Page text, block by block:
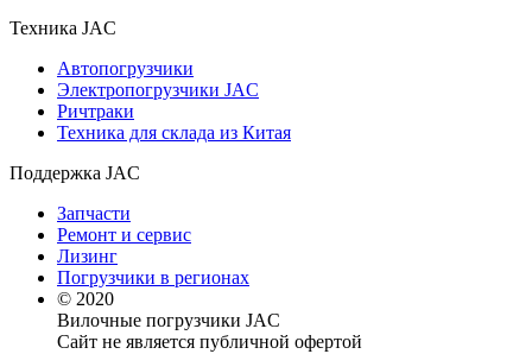
Техника JAC
Автопогрузчики
Электропогрузчики JAC
Ричтраки
Техника для склада из Китая
Поддержка JAC
Запчасти
Ремонт и сервис
Лизинг
Погрузчики в регионах
© 2020
Вилочные погрузчики JAC
Сайт не является публичной офертой